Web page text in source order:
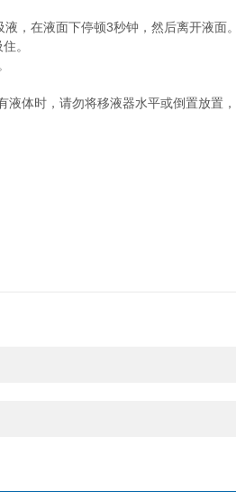
在液面下停顿3秒钟，然后离开液面。
。
时，请勿将移液器水平或倒置放置，